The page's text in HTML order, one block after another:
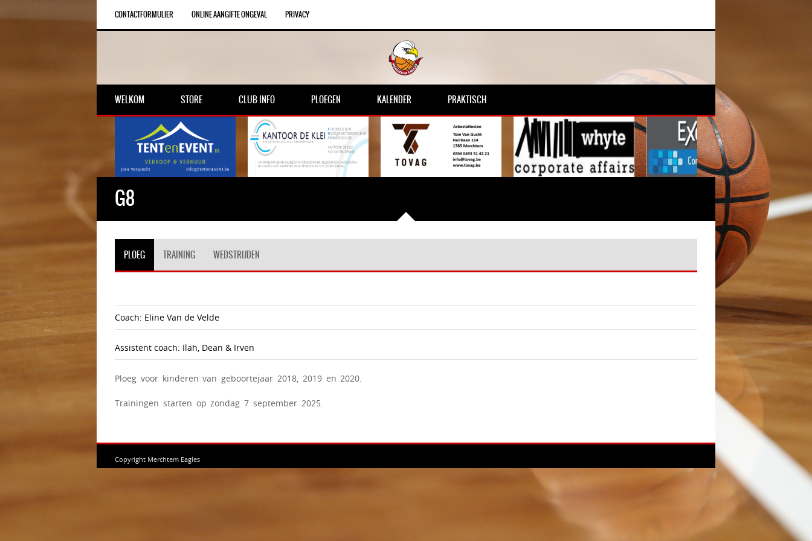
CONTACTFORMULIER ONLINE AANGIFTE ONGEVAL PRIVACY
WELKOM STORE CLUB INFO PLOEGEN KALENDER PRAKTISCH
G8
PLOEG TRAINING WEDSTRIJDEN
Coach: Eline Van de Velde
Assistent coach: Ilah, Dean & Irven
Ploeg voor kinderen van geboortejaar 2018, 2019 en 2020.
Trainingen starten op zondag 7 september 2025.
Copyright Merchtem Eagles